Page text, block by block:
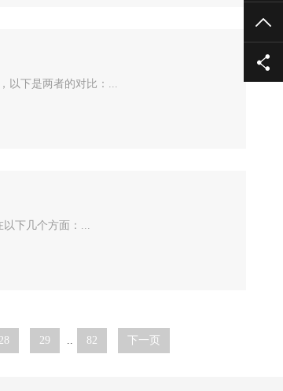
以下是两者的对比：...
以下几个方面：...
28 29 .. 82 下一页